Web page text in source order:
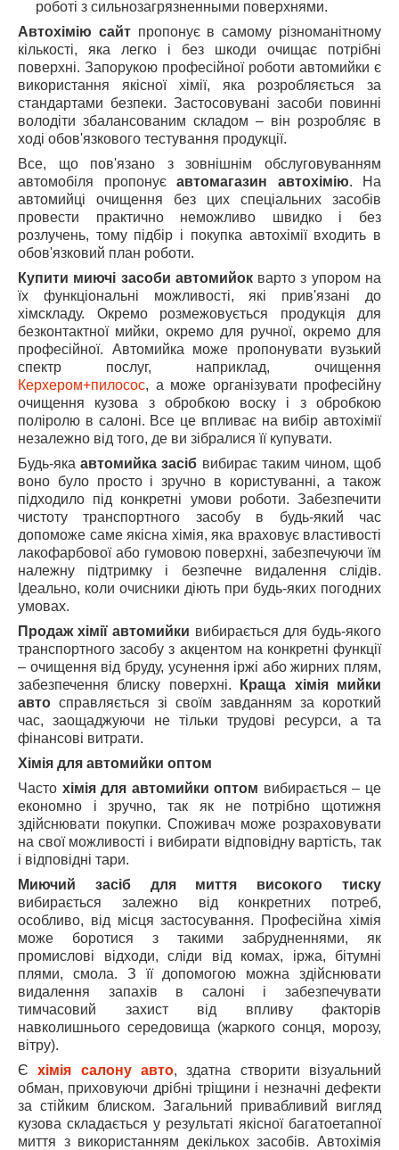
роботі з сильнозагрязненными поверхнями.
Автохімію сайт пропонує в самому різноманітному
кількості, яка легко і без шкоди очищає потрібні
поверхні. Запорукою професійної роботи автомийки є
використання якісної хімії, яка розробляється за
стандартами безпеки. Застосовувані засоби повинні
володіти збалансованим складом – він розробляє в
ході обов'язкового тестування продукції.
Все, що пов'язано з зовнішнім обслуговуванням
автомобіля пропонує автомагазин автохімію. На
автомийці очищення без цих спеціальних засобів
провести практично неможливо швидко і без
розлучень, тому підбір і покупка автохімії входить в
обов'язковий план роботи.
Купити миючі засоби автомийок варто з упором на
їх функціональні можливості, які прив'язані до
хімскладу. Окремо розмежовується продукція для
безконтактної мийки, окремо для ручної, окремо для
професійної. Автомийка може пропонувати вузький
спектр послуг, наприклад, очищення
Керхером+пилосос, а може організувати професійну
очищення кузова з обробкою воску і з обробкою
поліролю в салоні. Все це впливає на вибір автохімії
незалежно від того, де ви зібралися її купувати.
Будь-якаавтомийка засіб вибирає таким чином, щоб
воно було просто і зручно в користуванні, а також
підходило під конкретні умови роботи. Забезпечити
чистоту транспортного засобу в будь-який час
допоможе саме якісна хімія, яка враховує властивості
лакофарбової або гумовою поверхні, забезпечуючи їм
належну підтримку і безпечне видалення слідів.
Ідеально, коли очисники діють при будь-яких погодних
умовах.
Продаж хімії автомийки вибирається для будь-якого
транспортного засобу з акцентом на конкретні функції
– очищення від бруду, усунення іржі або жирних плям,
забезпечення блиску поверхні.
Краща хімія мийки
авто справляється зі своїм завданням за короткий
час, заощаджуючи не тільки трудові ресурси, а та
фінансові витрати.
Хімія для автомийки оптом
Часто хімія для автомийки оптом вибирається – це
економно і зручно, так як не потрібно щотижня
здійснювати покупки. Споживач може розраховувати
на свої можливості і вибирати відповідну вартість, так
і відповідні тари.
Миючий засіб для миття високого тиску
вибирається залежно від конкретних потреб,
особливо, від місця застосування. Професійна хімія
може боротися з такими забрудненнями, як
промислові відходи, сліди від комах, іржа, бітумні
плями, смола. З її допомогою можна здійснювати
видалення запахів в салоні і забезпечувати
тимчасовий захист від впливу факторів
навколишнього середовища (жаркого сонця, морозу,
вітру).
Єхімія салону авто, здатна створити візуальний
обман, приховуючи дрібні тріщини і незначні дефекти
за стійким блиском. Загальний привабливий вигляд
кузова складається у результаті якісної багатоетапної
миття з використанням декількох засобів. Автохімія